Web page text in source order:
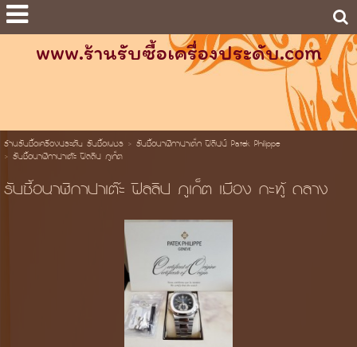
www.ร้านรับซื้อเครื่องประดับ.com
ร้านรับซื้อเครื่องประดับ รับซื้อเพชร> รับซื้อนาฬิกาปาเต็ก ฟิลิปป์ Patek Philippe
> รับซื้อนาฬิกาปาเต๊ะ ฟิลลิป ภูเก็ต
รับซื้อนาฬิกาปาเต๊ะ ฟิลลิป ภูเก็ต เมือง กะทู้ ถลาง